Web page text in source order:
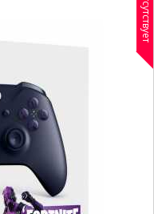
Отсутствует